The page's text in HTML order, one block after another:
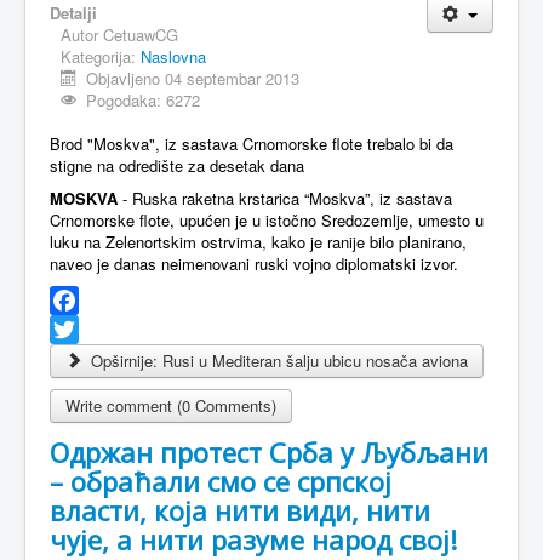
Detalji
Autor CetuawCG
Kategorija: Naslovna
Objavljeno 04 septembar 2013
Pogodaka: 6272
Brod "Moskva", iz sastava Crnomorske flote trebalo bi da
stigne na odredište za desetak dana
MOSKVA - Ruska raketna krstarica “Moskva”, iz sastava
Crnomorske flote, upućen je u istočno Sredozemlje, umesto u
luku na Zelenortskim ostrvima, kako je ranije bilo planirano,
naveo je danas neimenovani ruski vojno diplomatski izvor.
Facebook
TwitterOpširnije: Rusi u Mediteran šalju ubicu nosača aviona
Write comment (0 Comments)
Одржан протест Срба у Љубљани
– обраћали смо се српској
власти, која нити види, нити
чује, а нити разуме народ свој!